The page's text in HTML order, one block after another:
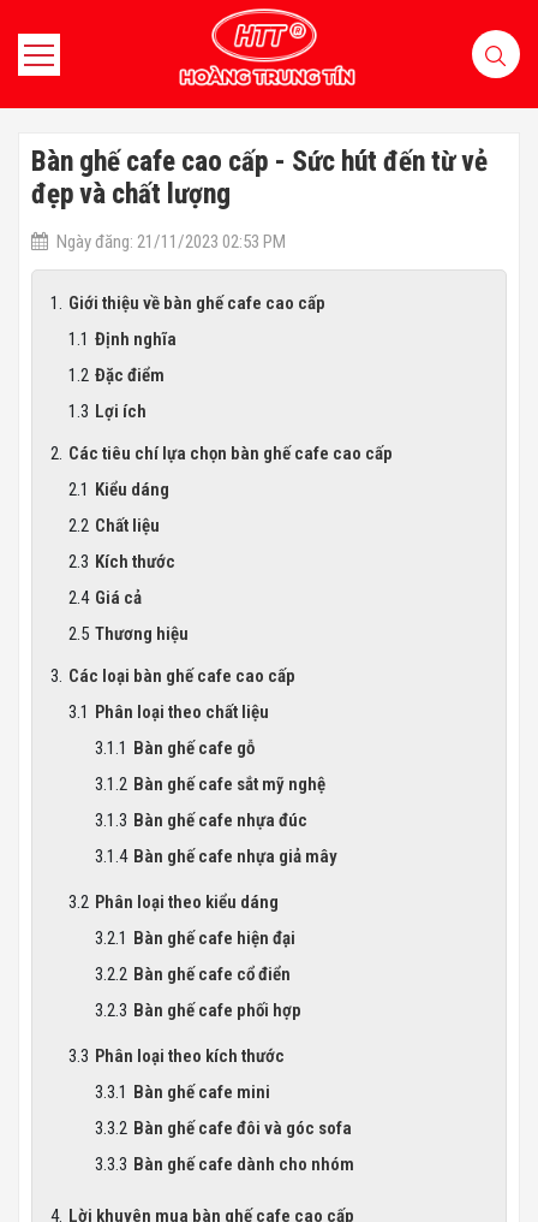
Bàn ghế cafe cao cấp - Sức hút đến từ vẻ
đẹp và chất lượng
Ngày đăng: 21/11/2023 02:53 PM
Giới thiệu về bàn ghế cafe cao cấp
Định nghĩa
Đặc điểm
Lợi ích
Các tiêu chí lựa chọn bàn ghế cafe cao cấp
Kiểu dáng
Chất liệu
Kích thước
Giá cả
Thương hiệu
Các loại bàn ghế cafe cao cấp
Phân loại theo chất liệu
Bàn ghế cafe gỗ
Bàn ghế cafe sắt mỹ nghệ
Bàn ghế cafe nhựa đúc
Bàn ghế cafe nhựa giả mây
Phân loại theo kiểu dáng
Bàn ghế cafe hiện đại
Bàn ghế cafe cổ điển
Bàn ghế cafe phối hợp
Phân loại theo kích thước
Bàn ghế cafe mini
Bàn ghế cafe đôi và góc sofa
Bàn ghế cafe dành cho nhóm
Lời khuyên mua bàn ghế cafe cao cấp